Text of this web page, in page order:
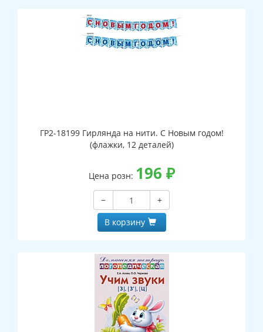
ГР2-18199 Гирлянда на нити. С Новым годом!
(флажки, 12 деталей)
Цена розн: 196 ₽
−
+
В корзину